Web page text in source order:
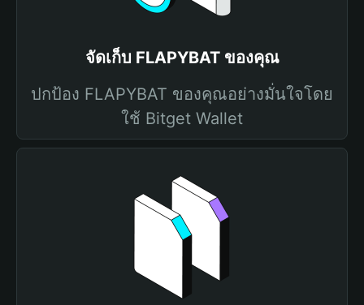
จัดเก็บ FLAPYBAT ของคุณ
ปกป้อง FLAPYBAT ของคุณอย่างมั่นใจโดย
ใช้ Bitget Wallet